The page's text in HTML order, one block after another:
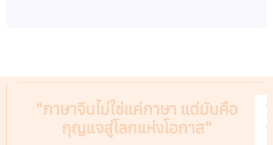
"ภาษาจีนไม่ใช่แค่ภาษา แต่มันคือ
กุญแจสู่โลกแห่งโอกาส"